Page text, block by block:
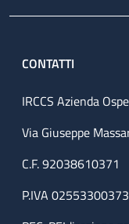
CONTATTI
IRCCS Azienda
Via Giuseppe
C.F. 92038610371
P.IVA 02553300373